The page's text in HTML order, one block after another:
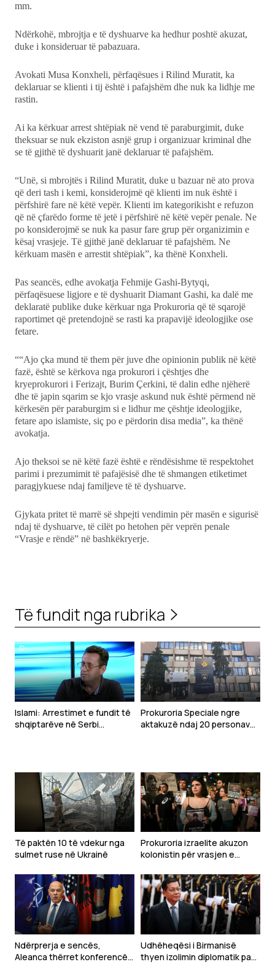
mm.
Ndërkohë, mbrojtja e të dyshuarve ka hedhur poshtë akuzat,
duke i konsideruar të pabazuara.
Avokati Musa Konxheli, përfaqësues i Rilind Muratit, ka
deklaruar se klienti i tij është i pafajshëm dhe nuk ka lidhje me
rastin.
Ai ka kërkuar arrest shtëpiak në vend të paraburgimit, duke
theksuar se nuk ekziston asnjë grup i organizuar kriminal dhe
se të gjithë të dyshuarit janë deklaruar të pafajshëm.
“Unë, si mbrojtës i Rilind Muratit, duke u bazuar në ato prova
që deri tash i kemi, konsiderojmë që klienti im nuk është i
përfshirë fare në këtë vepër. Klienti im kategorikisht e refuzon
që në çfarëdo forme të jetë i përfshirë në këtë vepër penale. Ne
po konsiderojmë se nuk ka pasur fare grup për organizimin e
kësaj vrasjeje. Të gjithë janë deklaruar të pafajshëm. Ne
kërkuam masën e arrestit shtëpiak”, ka thënë Konxheli.
Pas seancës, edhe avokatja Fehmije Gashi-Bytyqi,
përfaqësuese ligjore e të dyshuarit Diamant Gashi, ka dalë me
deklaratë publike duke kërkuar nga Prokuroria që të sqarojë
raportimet që pretendojnë se rasti ka prapavijë ideologjike ose
fetare.
““Ajo çka mund të them për juve dhe opinionin publik në këtë
fazë, është se kërkova nga prokurori i çështjes dhe
kryeprokurori i Ferizajt, Burim Çerkini, të dalin edhe njëherë
dhe të japin sqarim se kjo vrasje askund nuk është përmend në
kërkesën për paraburgim si e lidhur me çështje ideologjike,
fetare apo islamiste, siç po e përdorin disa media”, ka thënë
avokatja.
Ajo theksoi se në këtë fazë është e rëndësishme të respektohet
parimi i prezumimit të pafajësisë dhe të shmangen etiketimet
paragjykuese ndaj familjeve të të dyshuarve.
Gjykata pritet të marrë së shpejti vendimin për masën e sigurisë
ndaj të dyshuarve, të cilët po hetohen për veprën penale
“Vrasje e rëndë” në bashkëkryerje.
Të fundit nga rubrika
Islami: Arrestimet e fundit të
shqiptarëve në Serbi
Prokuroria Speciale ngre
aktakuzë ndaj 20 personave
Të paktën 10 të vdekur nga
sulmet ruse në Ukrainë
Prokuroria izraelite akuzon
kolonistin për vrasjen e
Ndërprerja e sencës,
Aleanca thërret konferencë
Udhëheqësi i Birmanisë
thyen izolimin diplomatik pas